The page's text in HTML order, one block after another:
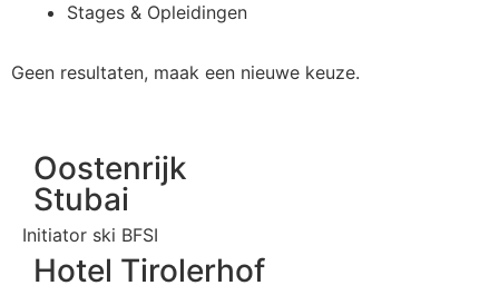
Stages & Opleidingen
Geen resultaten, maak een nieuwe keuze.
Oostenrijk
Stubai
Initiator ski BFSI
Hotel Tirolerhof